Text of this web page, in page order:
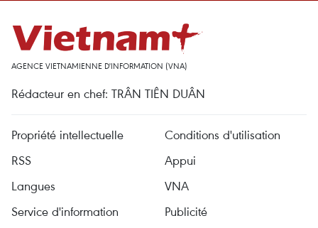
AGENCE VIETNAMIENNE D'INFORMATION (VNA)
Rédacteur en chef: TRÂN TIÊN DUÂN
Propriété intellectuelle
Conditions d'utilisation
RSS
Appui
Langues
VNA
Service d'information
Publicité